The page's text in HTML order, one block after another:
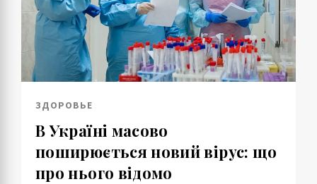
ЗДОРОВЬЕ
В Україні масово
поширюється новий вірус: що
про нього відомо